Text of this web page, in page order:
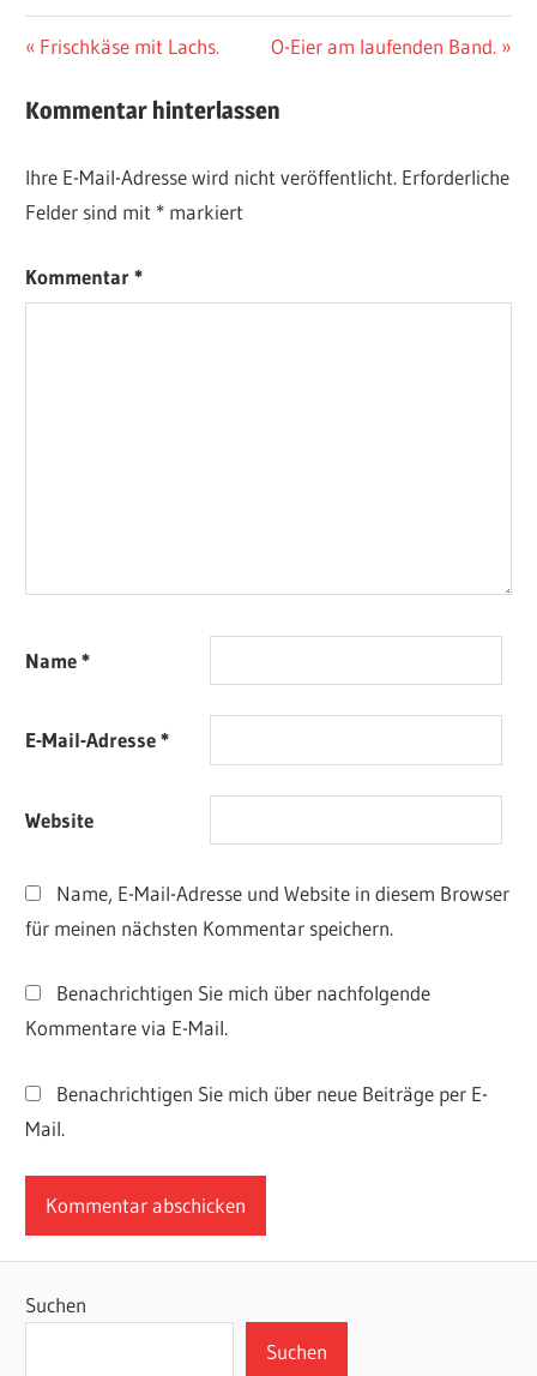
BAUERNHOFLADEN
NUDELN
Beitragsnavigation
Vorheriger
Frischkäse mit Lachs.
Nächster
O-Eier am laufenden Band.
Kommentar hinterlassen
Ihre E-Mail-Adresse wird nicht veröffentlicht. Erforderliche
Felder sind mit * markiert
Kommentar*
Name*
E-Mail-Adresse*
Website
Name, E-Mail-Adresse und Website in diesem Browser
für meinen nächsten Kommentar speichern.
Benachrichtigen Sie mich über nachfolgende
Kommentare via E-Mail.
Benachrichtigen Sie mich über neue Beiträge per E-
Mail.
Suchen
Suchen